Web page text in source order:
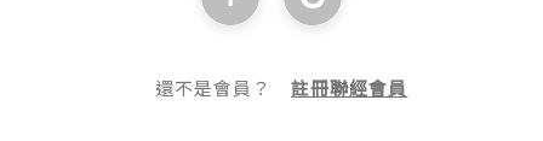
還不是會員？註冊聯經會員